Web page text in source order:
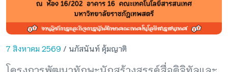
7 สิงหาคม 2569 / นภัสนันท์ คุ้มญาติ
โครงการพัฒนาทักษะนักสร้างสรรค์สื่อดิจิทัลและ